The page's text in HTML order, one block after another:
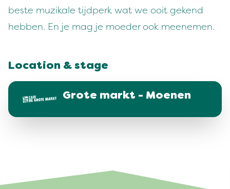
beste muzikale tijdperk wat we ooit gekend
hebben. En je mag je moeder ook meenemen.
Location & stage
Grote markt - Moenen